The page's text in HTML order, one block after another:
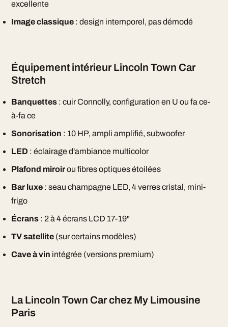
excellente
Image classique: design intemporel, pas démodé
Équipement intérieur Lincoln Town Car
Stretch
Banquettes: cuir Connolly, configuration en U ou fa ce-
à-fa ce
Sonorisation : 10 HP, ampli amplifié, subwoofer
LED: éclairage d'ambiance multicolor
Plafond miroirou fibres optiques étoilées
Bar luxe: seau champagne LED, 4 verres cristal, mini-
frigo
Écrans: 2 à 4 écrans LCD 17-19"
TV satellite(sur certains modèles)
Cave à vin intégrée (versions premium)
La Lincoln Town Car chez My Limousine
Paris